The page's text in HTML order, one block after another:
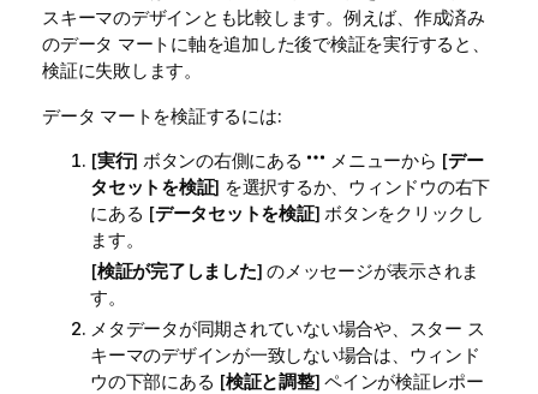
スキーマのデザインとも比較します。例えば、作成済み
のデータ マートに軸を追加した後で検証を実行すると、
検証に失敗します。
データ マートを検証するには:
[実行] ボタンの右側にある メニューから [デー
タセットを検証] を選択するか、ウィンドウの右下
にある [データセットを検証] ボタンをクリックし
ます。
[検証が完了しました] のメッセージが表示されま
す。
メタデータが同期されていない場合や、スター ス
キーマのデザインが一致しない場合は、ウィンド
ウの下部にある [検証と調整] ペインが検証レポー